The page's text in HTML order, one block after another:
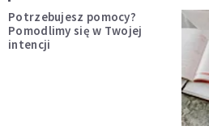
Potrzebujesz pomocy?
Pomodlimy się w Twojej
intencji